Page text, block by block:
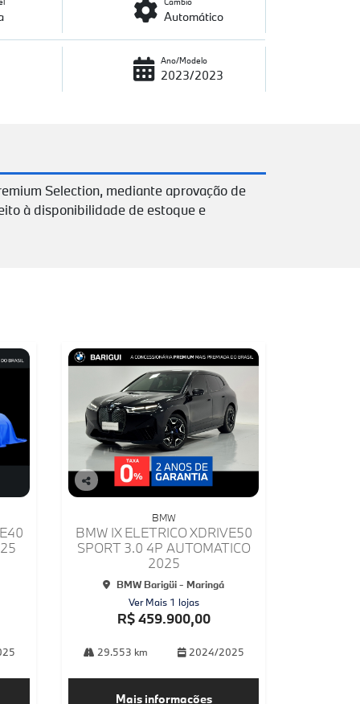
Automático
Ano/Modelo
2023/2023
Selection, mediante aprovação de
à disponibilidade de estoque e
Co
lhe
BMW
BMW IX ELETRICO XDRIVE50
SPORT 3.0 4P AUTOMATICO
2025
BMW Barigüi - Maringá
Ver Mais 1 lojas
R$ 459.900,00
29.553 km 2024/2025
Mais informações